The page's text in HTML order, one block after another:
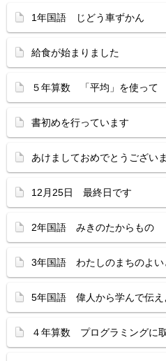
1年国語 じどう車ずかん
給食が始まりました
５年算数 「平均」を使って
書初めを行っています
あけましておめでとうござい
12月25日 最終日です
2年国語 みきのたからもの
3年国語 わたしのまちのよい
5年国語 偉人から学んで伝え
４年算数 プログラミングに